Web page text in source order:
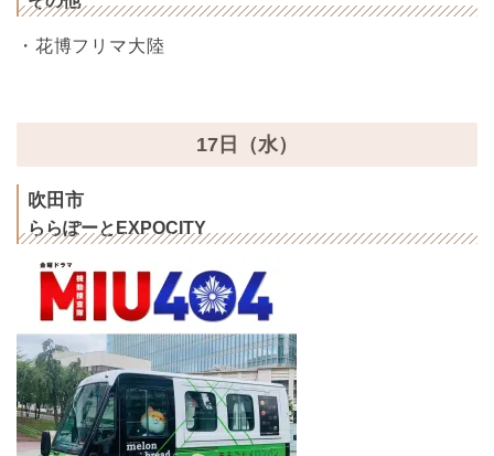
・花博フリマ大陸
17日（水）
吹田市
ららぽーとEXPOCITY